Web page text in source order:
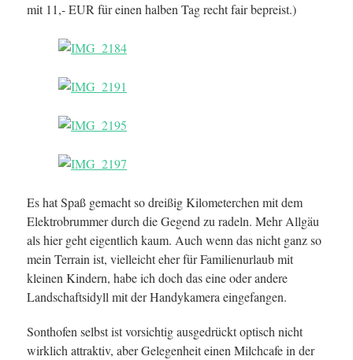
mit 11,- EUR für einen halben Tag recht fair bepreist.)
Es hat Spaß gemacht so dreißig Kilometerchen mit dem
Elektrobrummer durch die Gegend zu radeln. Mehr Allgäu
als hier geht eigentlich kaum. Auch wenn das nicht ganz so
mein Terrain ist, vielleicht eher für Familienurlaub mit
kleinen Kindern, habe ich doch das eine oder andere
Landschaftsidyll mit der Handykamera eingefangen.
Sonthofen selbst ist vorsichtig ausgedrückt optisch nicht
wirklich attraktiv, aber Gelegenheit einen Milchcafe in der